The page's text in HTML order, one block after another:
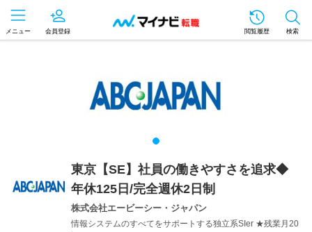
メニュー 会員登録 閲覧履歴 検索
東京【SE】社員の働きやすさを追求◆
年休125日/完全週休2日制
株式会社エービーシー・ジャパン
情報システムのすべてをサポートする独立系SIer ★残業月20